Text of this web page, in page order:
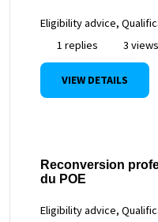
Eligibility advice,
1 replies
3 views
VIEW DETAILS
Reconversion
du POE
Eligibility advice,